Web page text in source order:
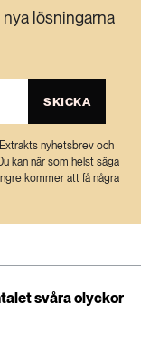
lösningarna
SKICKA
nyhetsbrev och
kan när som helst säga
kommer att få några
svåra olyckor